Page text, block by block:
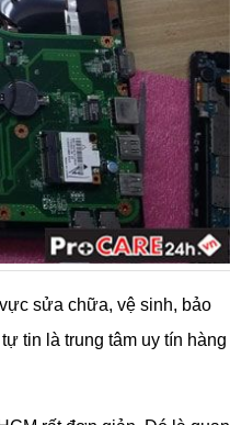
sửa chữa, vệ sinh, bảo
tin là trung tâm uy tín hàng